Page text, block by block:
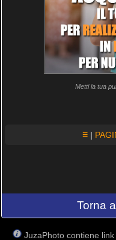
Metti la tua
≡ |
Torna
JuzaPhoto contiene